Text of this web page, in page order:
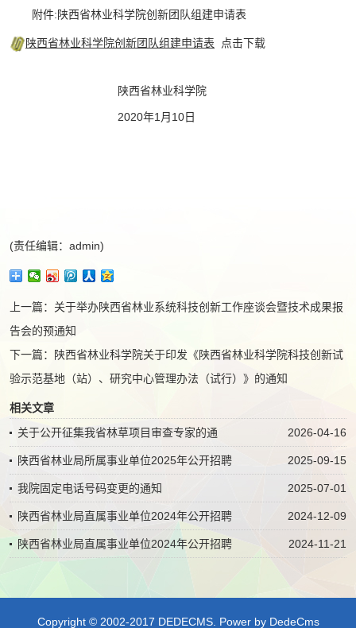
附件:陕西省林业科学院创新团队组建申请表
陕西省林业科学院创新团队组建申请表 点击下载
陕西省林业科学院
2020年1月10日
(责任编辑：admin)
上一篇： 关于举办陕西省林业系统科技创新工作座谈会暨技术成果报
告会的预通知
下一篇：
陕西省林业科学院关于印发《陕西省林业科学院科技创新试
验示范基地（站）、研究中心管理办法（试行）》的通知
相关文章
2026-04-16
关于公开征集我省林草项目审查专家的通
2025-09-15
陕西省林业局所属事业单位2025年公开招聘
2025-07-01
我院固定电话号码变更的通知
2024-12-09
陕西省林业局直属事业单位2024年公开招聘
2024-11-21
陕西省林业局直属事业单位2024年公开招聘
Copyright © 2002-2017 DEDECMS. Power by DedeCms